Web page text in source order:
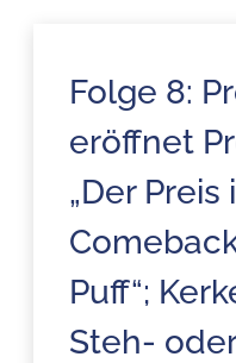
Folge 8:
eröffnet
„Der Preis
Puff“;
Steh-